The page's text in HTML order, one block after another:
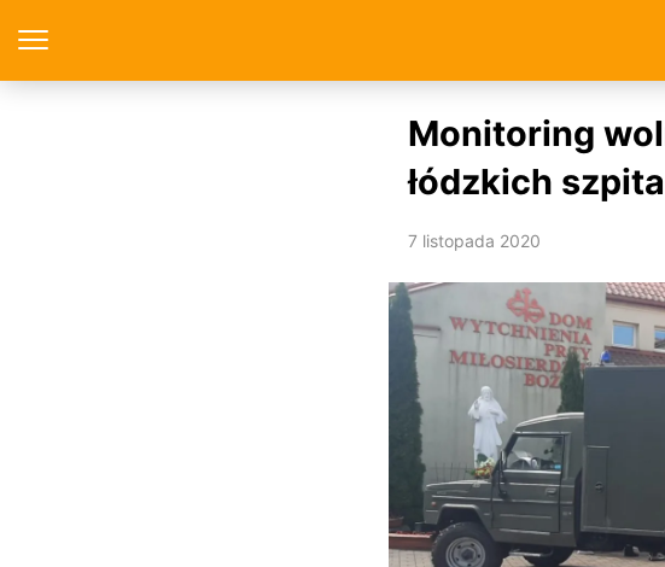
Monitoring
łódzkich
7 listopada 2020